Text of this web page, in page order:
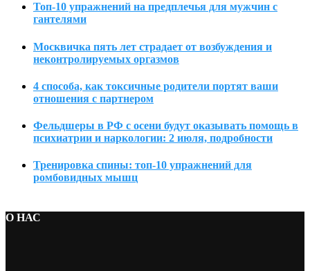
Топ-10 упражнений на предплечья для мужчин с
гантелями
Москвичка пять лет страдает от возбуждения и
неконтролируемых оргазмов
4 способа, как токсичные родители портят ваши
отношения с партнером
Фельдшеры в РФ с осени будут оказывать помощь в
психиатрии и наркологии: 2 июля, подробности
Тренировка спины: топ-10 упражнений для
ромбовидных мышц
О НАС